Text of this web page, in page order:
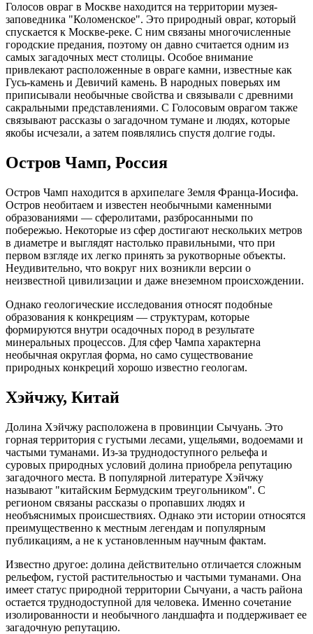
Голосов овраг в Москве находится на территории музея-
заповедника "Коломенское". Это природный овраг, который
спускается к Москве-реке. С ним связаны многочисленные
городские предания, поэтому он давно считается одним из
самых загадочных мест столицы. Особое внимание
привлекают расположенные в овраге камни, известные как
Гусь-камень и Девичий камень. В народных поверьях им
приписывали необычные свойства и связывали с древними
сакральными представлениями. С Голосовым оврагом также
связывают рассказы о загадочном тумане и людях, которые
якобы исчезали, а затем появлялись спустя долгие годы.
Остров Чамп, Россия
Остров Чамп находится в архипелаге Земля Франца-Иосифа.
Остров необитаем и известен необычными каменными
образованиями — сферолитами, разбросанными по
побережью. Некоторые из сфер достигают нескольких метров
в диаметре и выглядят настолько правильными, что при
первом взгляде их легко принять за рукотворные объекты.
Неудивительно, что вокруг них возникли версии о
неизвестной цивилизации и даже внеземном происхождении.
Однако геологические исследования относят подобные
образования к конкрециям — структурам, которые
формируются внутри осадочных пород в результате
минеральных процессов. Для сфер Чампа характерна
необычная округлая форма, но само существование
природных конкреций хорошо известно геологам.
Хэйчжу, Китай
Долина Хэйчжу расположена в провинции Сычуань. Это
горная территория с густыми лесами, ущельями, водоемами и
частыми туманами. Из-за труднодоступного рельефа и
суровых природных условий долина приобрела репутацию
загадочного места. В популярной литературе Хэйчжу
называют "китайским Бермудским треугольником". С
регионом связаны рассказы о пропавших людях и
необъяснимых происшествиях. Однако эти истории относятся
преимущественно к местным легендам и популярным
публикациям, а не к установленным научным фактам.
Известно другое: долина действительно отличается сложным
рельефом, густой растительностью и частыми туманами. Она
имеет статус природной территории Сычуани, а часть района
остается труднодоступной для человека. Именно сочетание
изолированности и необычного ландшафта и поддерживает ее
загадочную репутацию.